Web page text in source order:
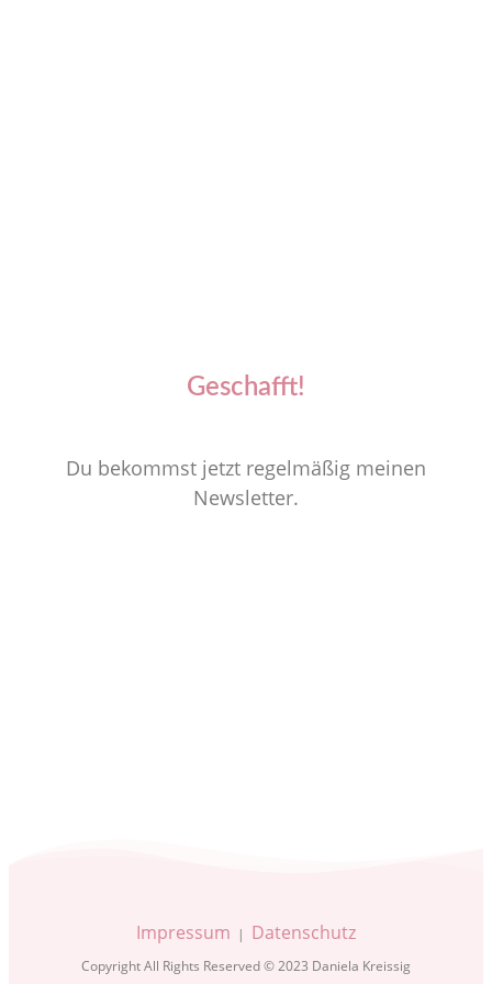
Geschafft!
Du bekommst jetzt regelmäßig meinen
Newsletter.
Impressum | Datenschutz
Copyright All Rights Reserved © 2023 Daniela Kreissig